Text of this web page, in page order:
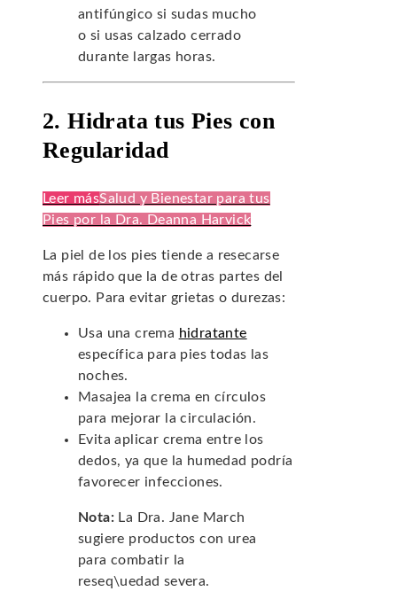
antifúngico si sudas mucho
o si usas calzado cerrado
durante largas horas.
2. Hidrata tus Pies con
Regularidad
Leer másSalud y Bienestar para tus
Pies por la Dra. Deanna Harvick
La piel de los pies tiende a resecarse
más rápido que la de otras partes del
cuerpo. Para evitar grietas o durezas:
Usa una crema hidratante
específica para pies todas las
noches.
Masajea la crema en círculos
para mejorar la circulación.
Evita aplicar crema entre los
dedos, ya que la humedad podría
favorecer infecciones.
Nota: La Dra. Jane March
sugiere productos con urea
para combatir la
reseq\uedad severa.